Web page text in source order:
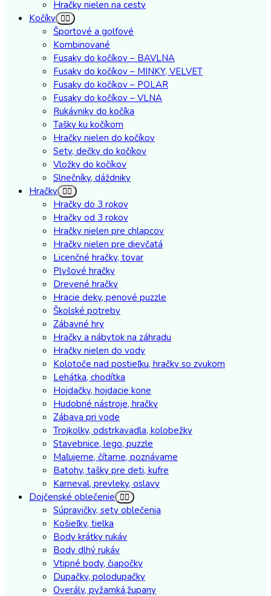
Hračky nielen na cesty
Kočíky
Športové a golfové
Kombinované
Fusaky do kočíkov – BAVLNA
Fusaky do kočíkov – MINKY, VELVET
Fusaky do kočíkov – POLAR
Fusaky do kočíkov – VLNA
Rukávniky do kočíka
Tašky ku kočíkom
Hračky nielen do kočíkov
Sety, dečky do kočíkov
Vložky do kočíkov
Slnečníky, dáždniky
Hračky
Hračky do 3 rokov
Hračky od 3 rokov
Hračky nielen pre chlapcov
Hračky nielen pre dievčatá
Licenčné hračky, tovar
Plyšové hračky
Drevené hračky
Hracie deky, penové puzzle
Školské potreby
Zábavné hry
Hračky a nábytok na záhradu
Hračky nielen do vody
Kolotoče nad postieľku, hračky so zvukom
Lehátka, chodítka
Hojdačky, hojdacie kone
Hudobné nástroje, hračky
Zábava pri vode
Trojkolky, odstrkavadla, kolobežky
Stavebnice, lego, puzzle
Maľujeme, čítame, poznávame
Batohy, tašky pre deti, kufre
Karneval, prevleky, oslavy
Dojčenské oblečenie
Súpravičky, sety oblečenia
Košieľky, tielka
Body krátky rukáv
Body dlhý rukáv
Vtipné body, čiapočky
Dupačky, polodupačky
Overály, pyžamká,župany